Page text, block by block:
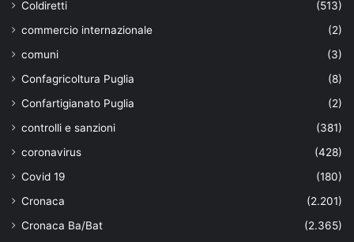
Coldiretti
(513)
commercio internazionale
(2)
comuni
(3)
Confagricoltura Puglia
(8)
Confartigianato Puglia
(2)
controlli e sanzioni
(381)
coronavirus
(428)
Covid 19
(180)
Cronaca
(2.201)
Cronaca Ba/Bat
(2.365)